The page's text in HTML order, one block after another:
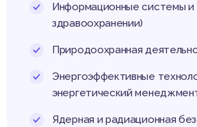
Информационные системы и
здравоохранении)
Природоохранная
Энергоэффективные
энергетический
Ядерная и радиационная